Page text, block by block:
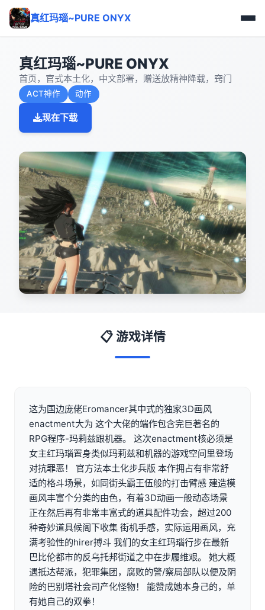
真红玛瑙~PURE ONYX
真红玛瑙~PURE ONYX
首页，官式本土化，中文部署，赠送放精神降载，窍门
ACT神作 动作
现在下载
📋 游戏详情
这为国边庞佬Eromancer其中式的独家3D画风
enactment大为 这个大佬的端作包含完巨著名的
RPG程序-玛莉兹跟机器。 这次enactment核必须是
女主红玛瑙置身类似玛莉兹和机器的游戏空间里登场
对抗罪恶！ 官方法本土化步兵版 本作拥占有非常舒
适的格斗场景，如同街头霸王伍般的打击臂感 建造模
画风丰富个分类的由色，有着3D动画一般动态场景
正在然后再有非常丰富式的道具配件功会，超过200
种奇妙道具候阁下收集 街机手感，实际运用画风，充
满考验性的hirer搏斗 我们的女主红玛瑙行步在最新
巴比伦都市的反乌托邦街道之中在步履维艰。 她大概
遇抵达帮派，犯罪集团，腐败的警/察局部队以便及阴
险的巴别塔社会司产化怪物！ 能赞成她本身己的，单
有她自己的双拳！